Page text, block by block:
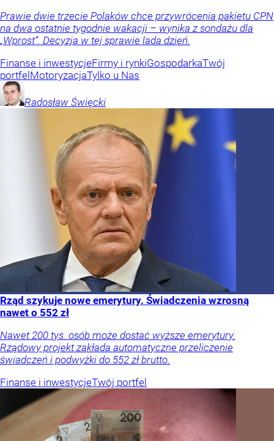
Prawie dwie trzecie Polaków chce przywrócenia pakietu CPN
na dwa ostatnie tygodnie wakacji – wynika z sondażu dla
„Wprost”. Decyzja w tej sprawie lada dzień.
Finanse i inwestycjeFirmy i rynkiGospodarkaTwój
portfelMotoryzacjaTylko u Nas
Radosław Święcki
Rząd szykuje nowe emerytury. Świadczenia wzrosną
nawet o 552 zł
Nawet 200 tys. osób może dostać wyższe emerytury.
Rządowy projekt zakłada automatyczne przeliczenie
świadczeń i podwyżki do 552 zł brutto.
Finanse i inwestycjeTwój portfel